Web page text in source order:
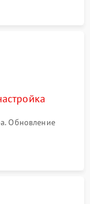
Обновление